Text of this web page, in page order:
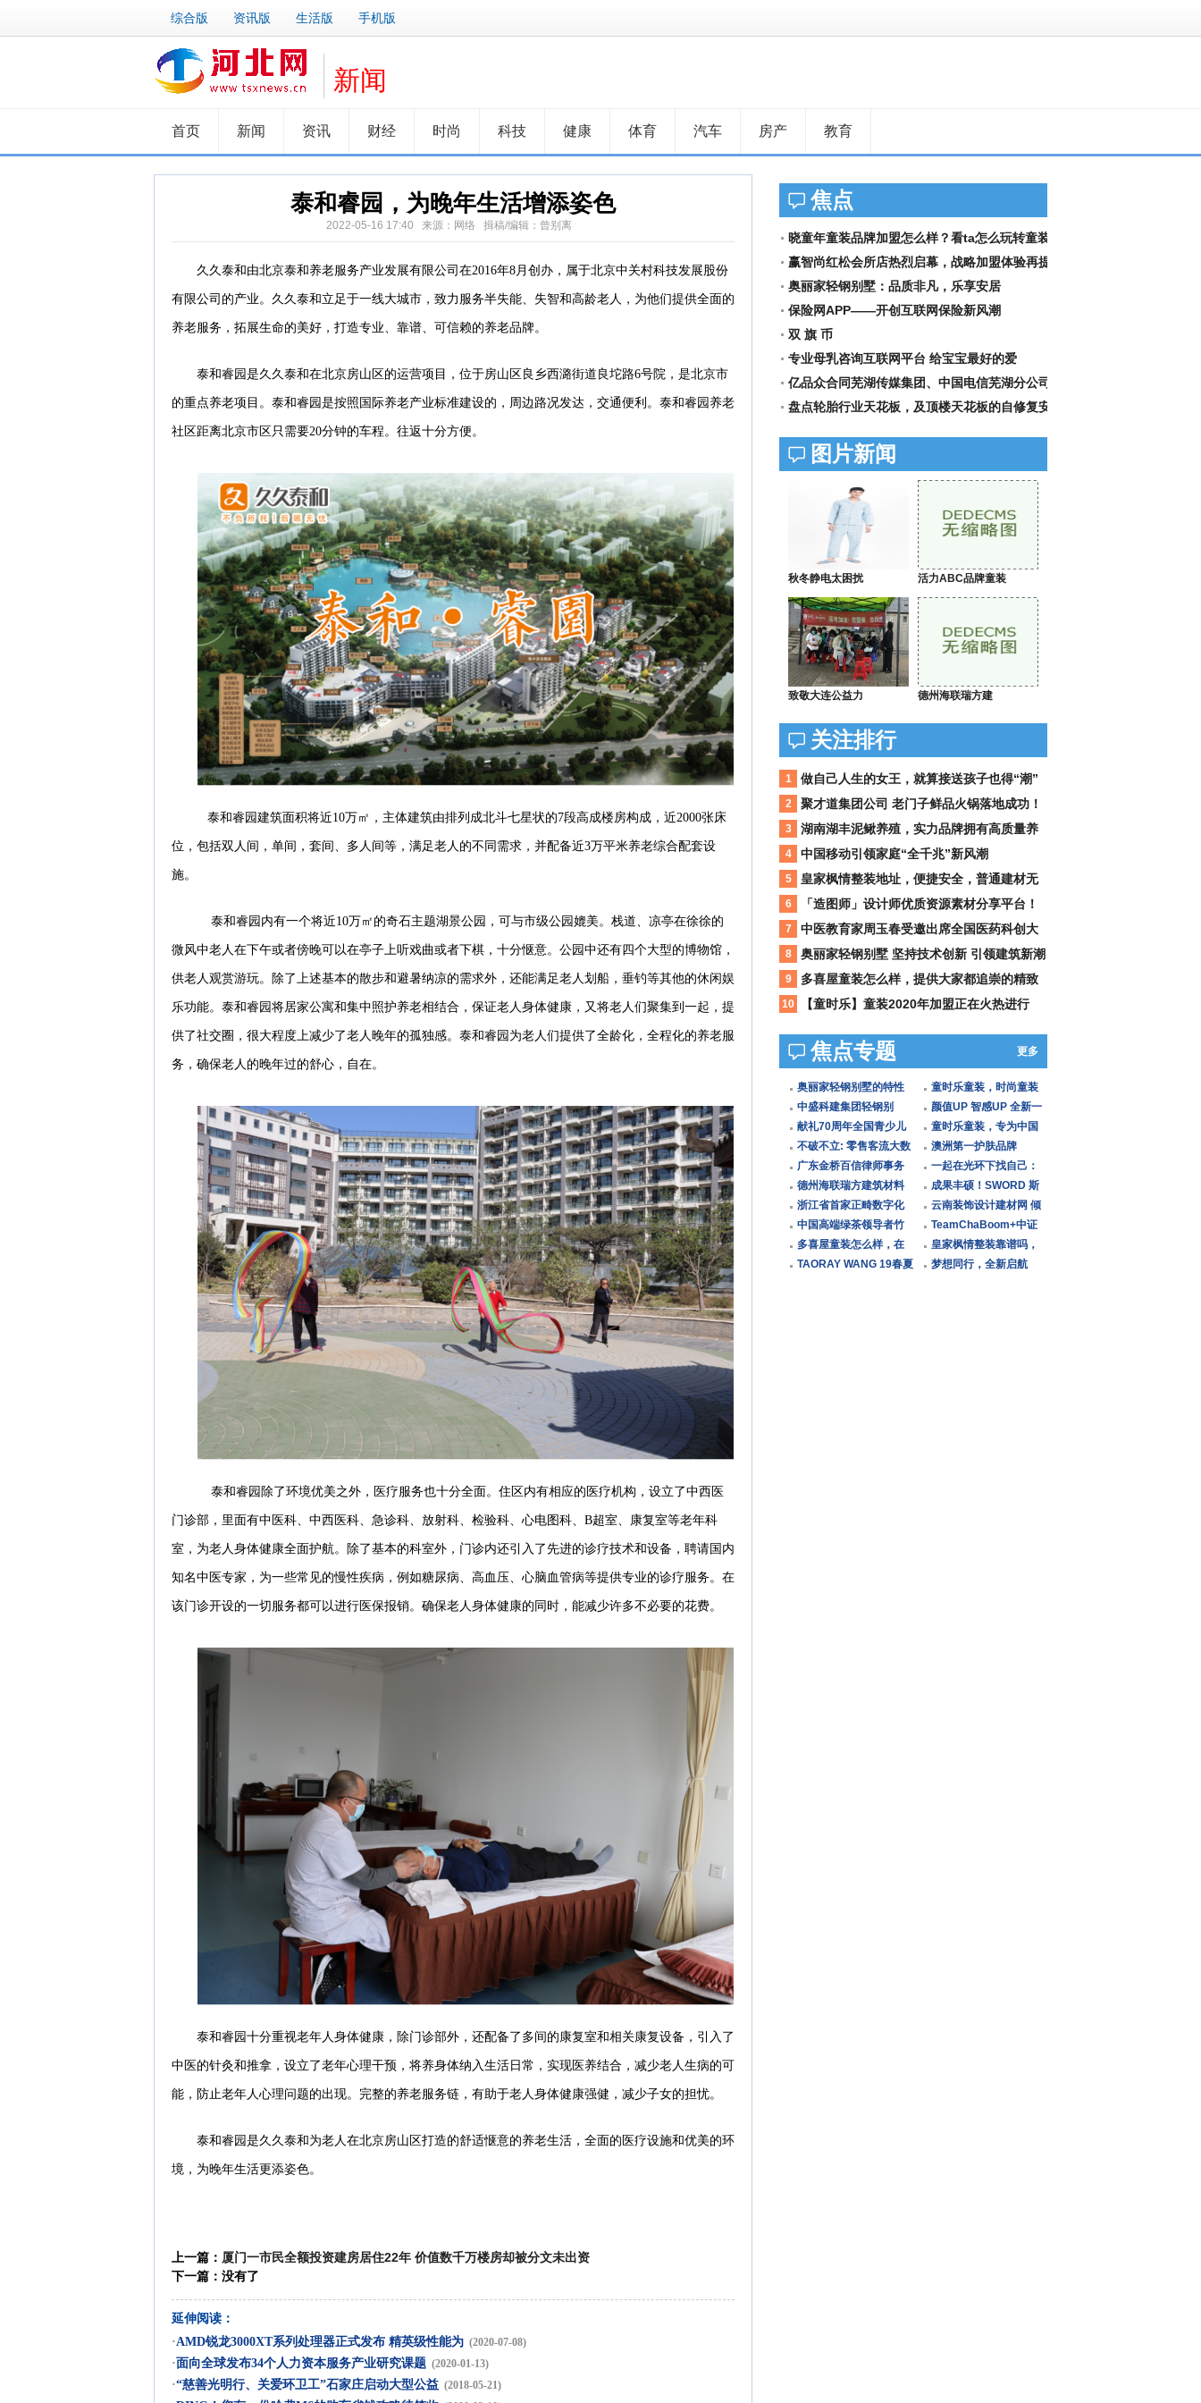
综合版 资讯版 生活版 手机版
新闻
首页 新闻 资讯 财经 时尚 科技 健康 体育 汽车 房产 教育
泰和睿园，为晚年生活增添姿色
2022-05-16 17:40 来源：网络 揖稿/编辑：曾别离
久久泰和由北京泰和养老服务产业发展有限公司在2016年8月创办，属于北京中关村科技发展股份
有限公司的产业。久久泰和立足于一线大城市，致力服务半失能、失智和高龄老人，为他们提供全面的
养老服务，拓展生命的美好，打造专业、靠谱、可信赖的养老品牌。
泰和睿园是久久泰和在北京房山区的运营项目，位于房山区良乡西潞街道良坨路6号院，是北京市
的重点养老项目。泰和睿园是按照国际养老产业标准建设的，周边路况发达，交通便利。泰和睿园养老
社区距离北京市区只需要20分钟的车程。往返十分方便。
泰和睿园建筑面积将近10万㎡，主体建筑由排列成北斗七星状的7段高成楼房构成，近2000张床
位，包括双人间，单间，套间、多人间等，满足老人的不同需求，并配备近3万平米养老综合配套设
施。
泰和睿园内有一个将近10万㎡的奇石主题湖景公园，可与市级公园媲美。栈道、凉亭在徐徐的
微风中老人在下午或者傍晚可以在亭子上听戏曲或者下棋，十分惬意。公园中还有四个大型的博物馆，
供老人观赏游玩。除了上述基本的散步和避暑纳凉的需求外，还能满足老人划船，垂钓等其他的休闲娱
乐功能。泰和睿园将居家公寓和集中照护养老相结合，保证老人身体健康，又将老人们聚集到一起，提
供了社交圈，很大程度上减少了老人晚年的孤独感。泰和睿园为老人们提供了全龄化，全程化的养老服
务，确保老人的晚年过的舒心，自在。
泰和睿园除了环境优美之外，医疗服务也十分全面。住区内有相应的医疗机构，设立了中西医
门诊部，里面有中医科、中西医科、急诊科、放射科、检验科、心电图科、B超室、康复室等老年科
室，为老人身体健康全面护航。除了基本的科室外，门诊内还引入了先进的诊疗技术和设备，聘请国内
知名中医专家，为一些常见的慢性疾病，例如糖尿病、高血压、心脑血管病等提供专业的诊疗服务。在
该门诊开设的一切服务都可以进行医保报销。确保老人身体健康的同时，能减少许多不必要的花费。
泰和睿园十分重视老年人身体健康，除门诊部外，还配备了多间的康复室和相关康复设备，引入了
中医的针灸和推拿，设立了老年心理干预，将养身体纳入生活日常，实现医养结合，减少老人生病的可
能，防止老年人心理问题的出现。完整的养老服务链，有助于老人身体健康强健，减少子女的担忧。
泰和睿园是久久泰和为老人在北京房山区打造的舒适惬意的养老生活，全面的医疗设施和优美的环
境，为晚年生活更添姿色。
上一篇： 厦门一市民全额投资建房居住22年 价值数千万楼房却被分文未出资
下一篇：没有了
延伸阅读：
·AMD锐龙3000XT系列处理器正式发布 精英级性能为 (2020-07-08)
·面向全球发布34个人力资本服务产业研究课题 (2020-01-13)
·“慈善光明行、关爱环卫工”石家庄启动大型公益 (2018-05-21)
焦点
晓童年童装品牌加盟怎么样？看ta怎么玩转童装
新
赢智尚红松会所店热烈启幕，战略加盟体验再提
速
奥丽家轻钢别墅：品质非凡，乐享安居
保险网APP——开创互联网保险新风潮
双 旗 币
专业母乳咨询互联网平台 给宝宝最好的爱
亿品众合同芜湖传媒集团、中国电信芜湖分公司
启
盘点轮胎行业天花板，及顶楼天花板的自修复安
图片新闻
秋冬静电太困扰 活力ABC品牌童装
致敬大连公益力 德州海联瑞方建
关注排行
1 做自己人生的女王，就算接送孩子也得“潮”
2 聚才道集团公司 老门子鲜品火锅落地成功！
3
湖南湖丰泥鳅养殖，实力品牌拥有高质量养
殖技术
4 中国移动引领家庭“全千兆”新风潮
5
皇家枫情整装地址，便捷安全，普通建材无
可比拟
6 「造图师」设计师优质资源素材分享平台！
7
中医教育家周玉春受邀出席全国医药科创大
会 呼吁
8
奥丽家轻钢别墅 坚持技术创新 引领建筑新潮
流
9
多喜屋童装怎么样，提供大家都追崇的精致
生活
10
【童时乐】童装2020年加盟正在火热进行
焦点专题 更多
奥丽家轻钢别墅的特性
特点符合可持续发展战
略
童时乐童装，时尚童装
的代表性词汇
中盛科建集团轻钢别
墅：科技与艺术的结
晶，提高
颜值UP 智感UP 全新一
代AX7将于9月份正式上
市
献礼70周年全国青少儿
文艺大展演盛大启动
童时乐童装，专为中国
孩子设计，新潮新派新
理念
不破不立: 零售客流大数
据分析的下一站在哪
里？
澳洲第一护肤品牌
EAORON全面上架中国
进口超市 成
广东金桥百信律师事务
所在路上，下一站长
沙，正
一起在光环下找自己：
认证主播梦泪与青少年
的近
德州海联瑞方建筑材料
有限公司轻钢别墅，是
你渴
成果丰硕！SWORD 斯
沃德惊艳亮相“第18届深
圳名
浙江省首家正畸数字化
模式口腔医院让矫牙不
再难
云南装饰设计建材网 倾
心为您筑爱巢
中国高端绿茶领导者竹
叶青，国礼外交惊艳世
界
TeamChaBoom+中证
文体 德国职业足球联盟
CEO举行
多喜屋童装怎么样，在
层出不穷的童装品牌中
皇家枫情整装靠谱吗，
集成墙板让家居变得与
TAORAY WANG 19春夏
梦想同行，全新启航